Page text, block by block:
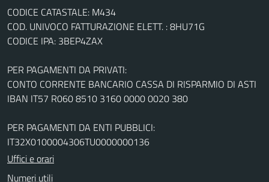
CODICE CATASTALE: M434
COD. UNIVOCO FATTURAZIONE ELETT. : 8HU71G
CODICE IPA: 3BEP4ZAX
PER PAGAMENTI DA PRIVATI:
CONTO CORRENTE BANCARIO CASSA DI RISPARMIO DI ASTI
IBAN IT57 R060 8510 3160 0000 0020 380
PER PAGAMENTI DA ENTI PUBBLICI:
IT32X0100004306TU0000000136
Uffici e orari
Numeri utili